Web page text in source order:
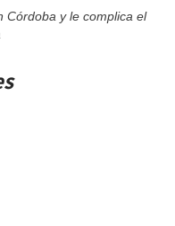
Córdoba y le complica el